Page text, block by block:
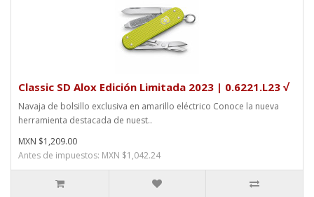
Classic SD Alox Edición Limitada 2023 | 0.6221.L23 √
Navaja de bolsillo exclusiva en amarillo eléctrico Conoce la nueva
herramienta destacada de nuest..
MXN $1,209.00
Antes de impuestos: MXN $1,042.24